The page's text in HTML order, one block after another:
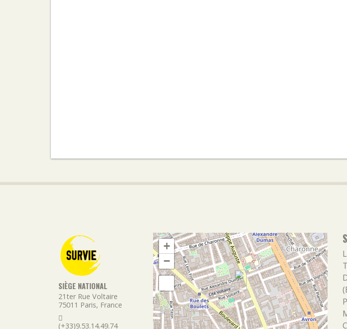
SIÈGE NATIONAL
21ter Rue Voltaire
75011 Paris, France
(+33)9.53.14.49.74
+
−